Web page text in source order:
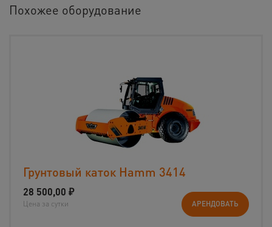
Похожее оборудование
Грунтовый каток Hamm 3414
28 500,00 ₽
Цена за сутки АРЕНДОВАТЬ